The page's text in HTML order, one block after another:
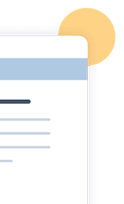
Agenda Contact
14H A 16H